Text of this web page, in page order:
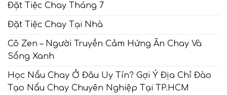
Đặt Tiệc Chay Tháng 7
Đặt Tiệc Chay Tại Nhà
Cô Zen – Người Truyền Cảm Hứng Ăn Chay Và
Sống Xanh
Học Nấu Chay Ở Đâu Uy Tín? Gợi Ý Địa Chỉ Đào
Tạo Nấu Chay Chuyên Nghiệp Tại TP.HCM